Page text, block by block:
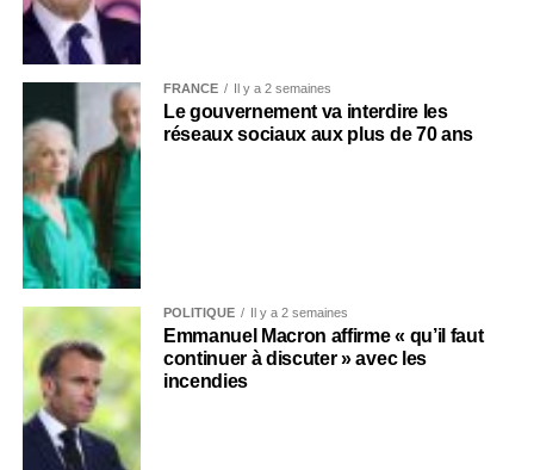
FRANCE Il y a 2 semaines
Le gouvernement va interdire les
réseaux sociaux aux plus de 70 ans
POLITIQUE Il y a 2 semaines
Emmanuel Macron affirme « qu’il faut
continuer à discuter » avec les
incendies